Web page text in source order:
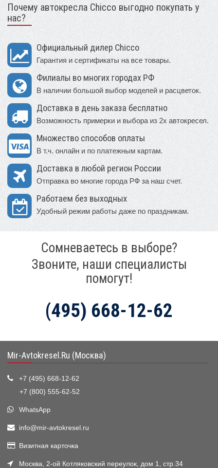
Почему автокресла Chicco выгодно покупать у
нас?
Официальный дилер Chicco
Гарантия и сертификаты на все товары.
Филиалы во многих городах РФ
В наличии большой выбор моделей и расцветок.
Доставка в день заказа бесплатно
Возможность примерки и выбора из 2х автокресел.
Множество способов оплаты
В т.ч. онлайн и по платежным картам.
Доставка в любой регион России
Отправка во многие города РФ за наш счет.
Работаем без выходных
Удобный режим работы даже по праздникам.
Сомневаетесь в выборе?
Звоните, наши специалисты
помогут!
(495) 668-12-62
Mir-Avtokresel.Ru (Москва)
+7 (495) 668-12-62
+7 (800) 555-62-52
WhatsApp
info@mir-avtokresel.ru
Визитная карточка
Москва, 2-ой Котляковский переулок, дом 1, стр.34